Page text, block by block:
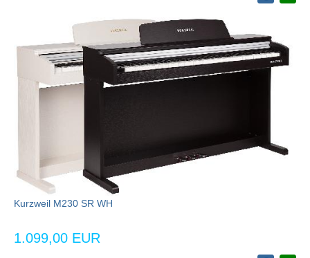
Kurzweil M230 SR WH
1.099,00 EUR